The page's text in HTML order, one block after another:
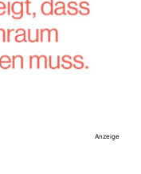
Anzeige